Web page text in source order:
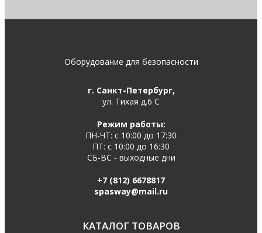
Оборудование для безопасности
г. Санкт-Петербург,
ул. Тихая д.6 С
Режим работы:
ПН-ЧТ: с 10:00 до 17:30
ПТ: с 10:00 до 16:30
СБ-ВС - выходные дни
+7 (812) 6678817
spasway@mail.ru
КАТАЛОГ ТОВАРОВ